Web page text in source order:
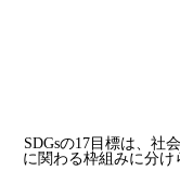
SDGsの17目標は、社
に関わる枠組みに分